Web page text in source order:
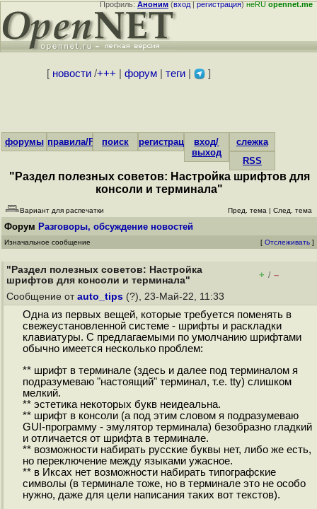
Профиль:Аноним(вход|регистрация)неRUopennet.me
[ новости/+++ форум| теги| ]
форумы правила/FAQпоиск регистрациявход/
выход
слежка
RSS
"Раздел полезных советов: Настройка шрифтов для
консоли и терминала"
Вариант для распечатки Пред. тема | След. тема
Форум Разговоры, обсуждение новостей
Изначальное сообщение [ Отслеживать ]
"Раздел полезных советов: Настройка
шрифтов для консоли и терминала"
+ / –
Сообщение от auto_tips (?), 23-Май-22, 11:33
Одна из первых вещей, которые требуется поменять в
свежеустановленной системе - шрифты и раскладки
клавиатуры. С предлагаемыми по умолчанию шрифтами
обычно имеется несколько проблем:
** шрифт в терминале (здесь и далее под терминалом я
подразумеваю "настоящий" терминал, т.е. tty) слишком
мелкий.
** эстетика некоторых букв неидеальна.
** шрифт в консоли (а под этим словом я подразумеваю
GUI-программу - эмулятор терминала) безобразно гладкий
и отличается от шрифта в терминале.
** возможности набирать русские буквы нет, либо же есть,
но переключение между языками ужасное.
** в Иксах нет возможности набирать типографские
символы (в терминале тоже, но в терминале это не особо
нужно, даже для цели написания таких вот текстов).